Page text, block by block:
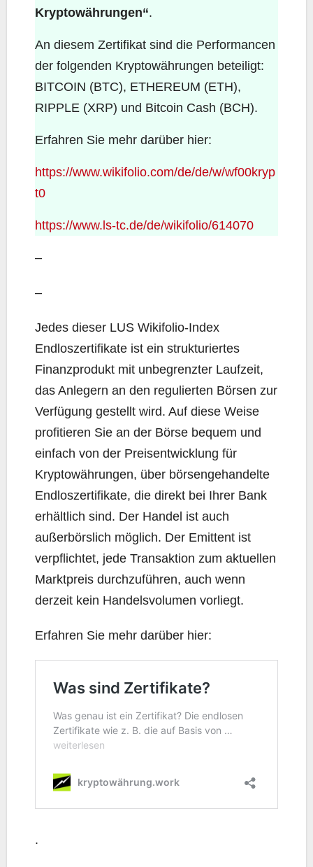
Kryptowährungen“.
An diesem Zertifikat sind die Performancen
der folgenden Kryptowährungen beteiligt:
BITCOIN (BTC), ETHEREUM (ETH),
RIPPLE (XRP) und Bitcoin Cash (BCH).
Erfahren Sie mehr darüber hier:
https://www.wikifolio.com/de/de/w/wf00kryp
t0
https://www.ls-tc.de/de/wikifolio/614070
–
–
Jedes dieser LUS Wikifolio-Index
Endloszertifikate ist ein strukturiertes
Finanzprodukt mit unbegrenzter Laufzeit,
das Anlegern an den regulierten Börsen zur
Verfügung gestellt wird. Auf diese Weise
profitieren Sie an der Börse bequem und
einfach von der Preisentwicklung für
Kryptowährungen, über börsengehandelte
Endloszertifikate, die direkt bei Ihrer Bank
erhältlich sind. Der Handel ist auch
außerbörslich möglich. Der Emittent ist
verpflichtet, jede Transaktion zum aktuellen
Marktpreis durchzuführen, auch wenn
derzeit kein Handelsvolumen vorliegt.
Erfahren Sie mehr darüber hier:
.